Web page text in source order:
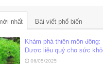
nhất Bài viết phổ biến
Khám phá thiên môn đông:
Dược liệu quý cho sức
06/05/2025